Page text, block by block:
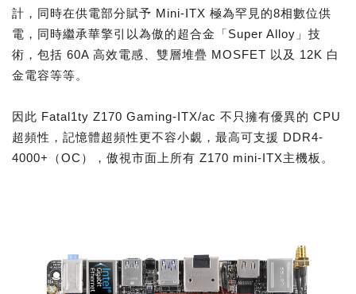
計，同時在供電部分賦予 Mini-ITX 極為罕見的8相數位供
電，同時繼承華擎引以為傲的超合金「Super Alloy」技
術，包括 60A 高效電感、雙層堆疊 MOSFET 以及 12K 白
金電容等等。
因此 Fatal1ty Z170 Gaming-ITX/ac 不只擁有優異的 CPU
超頻性，記憶體超頻性更不容小覷，最高可支援 DDR4-
4000+（OC），傲視市面上所有 Z170 mini-ITX主機板。